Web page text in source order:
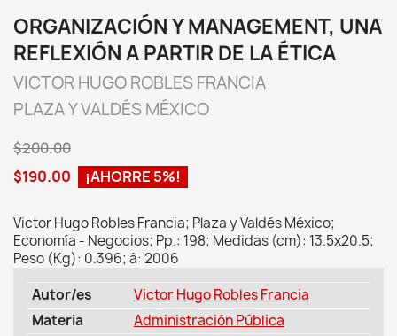
ORGANIZACIÓN Y MANAGEMENT, UNA
REFLEXIÓN A PARTIR DE LA ÉTICA
VICTOR HUGO ROBLES FRANCIA
PLAZA Y VALDÉS MÉXICO
$200.00
$190.00
¡AHORRE 5%!
Victor Hugo Robles Francia; Plaza y Valdés México;
Economía - Negocios; Pp.: 198; Medidas (cm): 13.5x20.5;
Peso (Kg): 0.396; â: 2006
Autor/es
Victor Hugo Robles Francia
Materia
Administración Pública